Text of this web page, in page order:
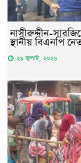
নাসীরুদ্দীন-
স্থানীয় বিএনপি
২৯ জুলাই, ২০২৬